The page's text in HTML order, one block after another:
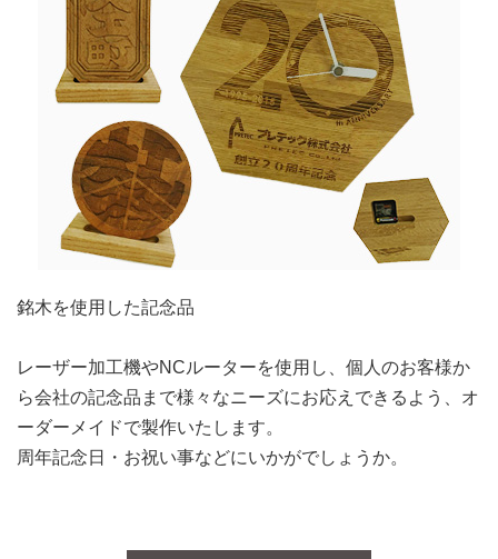
銘木を使用した記念品
レーザー加工機やNCルーターを使用し、個人のお客様か
ら会社の記念品まで様々なニーズにお応えできるよう、オ
ーダーメイドで製作いたします。
周年記念日・お祝い事などにいかがでしょうか。